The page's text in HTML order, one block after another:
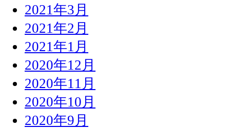
2021年3月
2021年2月
2021年1月
2020年12月
2020年11月
2020年10月
2020年9月